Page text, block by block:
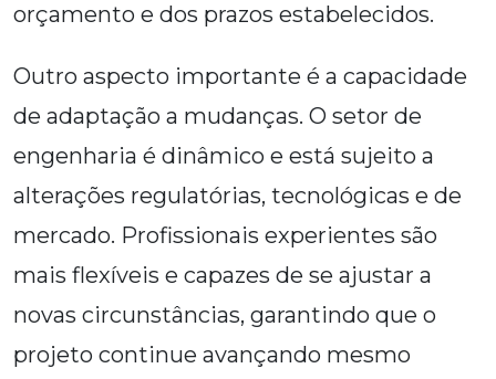
orçamento e dos prazos estabelecidos.
Outro aspecto importante é a capacidade
de adaptação a mudanças. O setor de
engenharia é dinâmico e está sujeito a
alterações regulatórias, tecnológicas e de
mercado. Profissionais experientes são
mais flexíveis e capazes de se ajustar a
novas circunstâncias, garantindo que o
projeto continue avançando mesmo